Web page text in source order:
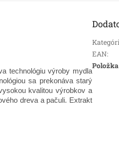
technológiu výroby mydla
sa prekonáva starý
kvalitou výrobkov a
dreva a pačuli. Extrakt
EAN: